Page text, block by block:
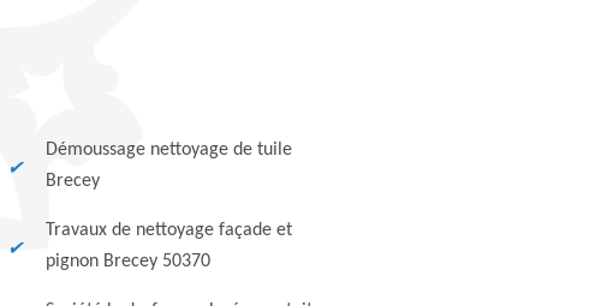
Démoussage nettoyage de tuile
Brecey
Travaux de nettoyage façade et
pignon Brecey 50370